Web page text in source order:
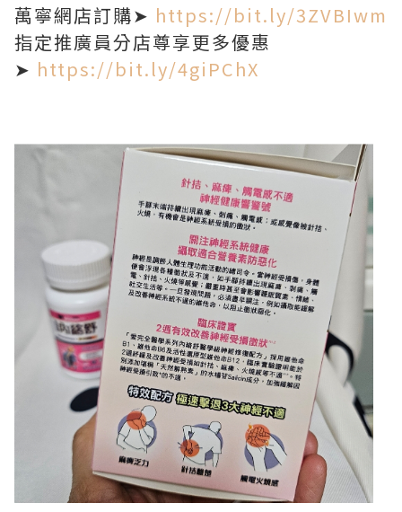
萬寧網店訂購➤ https://bit.ly/3ZVBIwm
指定推廣員分店尊享更多優惠
➤ https://bit.ly/4giPChX